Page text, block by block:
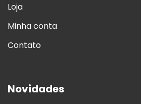
Loja
Minha conta
Contato
Novidades